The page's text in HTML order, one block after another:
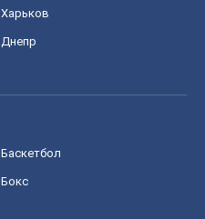
Харьков
Днепр
Баскетбол
Бокс